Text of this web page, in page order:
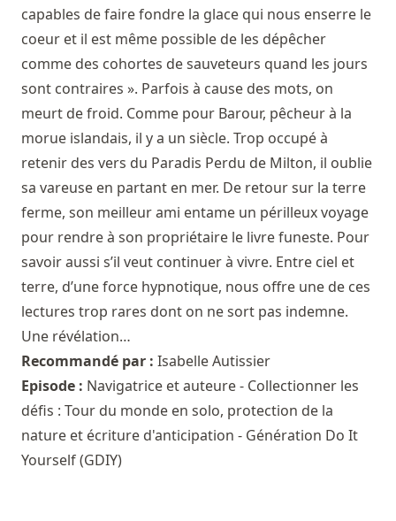
capables de faire fondre la glace qui nous enserre le
coeur et il est même possible de les dépêcher
comme des cohortes de sauveteurs quand les jours
sont contraires ». Parfois à cause des mots, on
meurt de froid. Comme pour Barour, pêcheur à la
morue islandais, il y a un siècle. Trop occupé à
retenir des vers du Paradis Perdu de Milton, il oublie
sa vareuse en partant en mer. De retour sur la terre
ferme, son meilleur ami entame un périlleux voyage
pour rendre à son propriétaire le livre funeste. Pour
savoir aussi s’il veut continuer à vivre. Entre ciel et
terre, d’une force hypnotique, nous offre une de ces
lectures trop rares dont on ne sort pas indemne.
Une révélation…
Recommandé par : Isabelle Autissier
Episode : Navigatrice et auteure - Collectionner les
défis : Tour du monde en solo, protection de la
nature et écriture d'anticipation - Génération Do It
Yourself (GDIY)